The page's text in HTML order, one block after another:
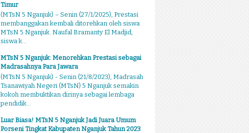
Timur
(MTsN 5 Nganjuk) – Senin (27/1/2025), Prestasi
membanggakan kembali ditorehkan oleh siswa
MTsN 5 Nganjuk. Naufal Bramanty El Madjid,
siswa k...
MTsN 5 Nganjuk: Menorehkan Prestasi sebagai
Madrasahnya Para Jawara
(MTsN 5 Nganjuk) - Senin (21/8/2023), Madrasah
Tsanawiyah Negeri (MTsN) 5 Nganjuk semakin
kokoh membuktikan dirinya sebagai lembaga
pendidik...
Luar Biasa! MTsN 5 Nganjuk Jadi Juara Umum
Porseni Tingkat Kabupaten Nganjuk Tahun 2023